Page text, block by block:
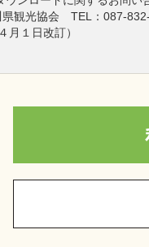
県観光協会 TEL：087-
月１日改訂）